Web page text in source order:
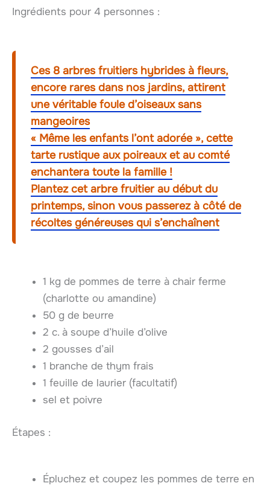
Ingrédients pour 4 personnes :
Ces 8 arbres fruitiers hybrides à fleurs,
encore rares dans nos jardins, attirent
une véritable foule d’oiseaux sans
mangeoires
« Même les enfants l’ont adorée », cette
tarte rustique aux poireaux et au comté
enchantera toute la famille !
Plantez cet arbre fruitier au début du
printemps, sinon vous passerez à côté de
récoltes généreuses qui s’enchaînent
1 kg de pommes de terre à chair ferme
(charlotte ou amandine)
50 g de beurre
2 c. à soupe d’huile d’olive
2 gousses d’ail
1 branche de thym frais
1 feuille de laurier (facultatif)
sel et poivre
Étapes :
Épluchez et coupez les pommes de terre en